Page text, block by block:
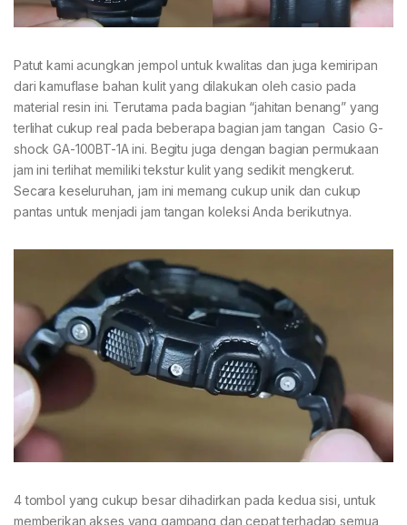
Patut kami acungkan jempol untuk kwalitas dan juga kemiripan
dari kamuflase bahan kulit yang dilakukan oleh casio pada
material resin ini. Terutama pada bagian “jahitan benang” yang
terlihat cukup real pada beberapa bagian jam tangan Casio G-
shock GA-100BT-1A ini. Begitu juga dengan bagian permukaan
jam ini terlihat memiliki tekstur kulit yang sedikit mengkerut.
Secara keseluruhan, jam ini memang cukup unik dan cukup
pantas untuk menjadi jam tangan koleksi Anda berikutnya.
4 tombol yang cukup besar dihadirkan pada kedua sisi, untuk
memberikan akses yang gampang dan cepat terhadap semua